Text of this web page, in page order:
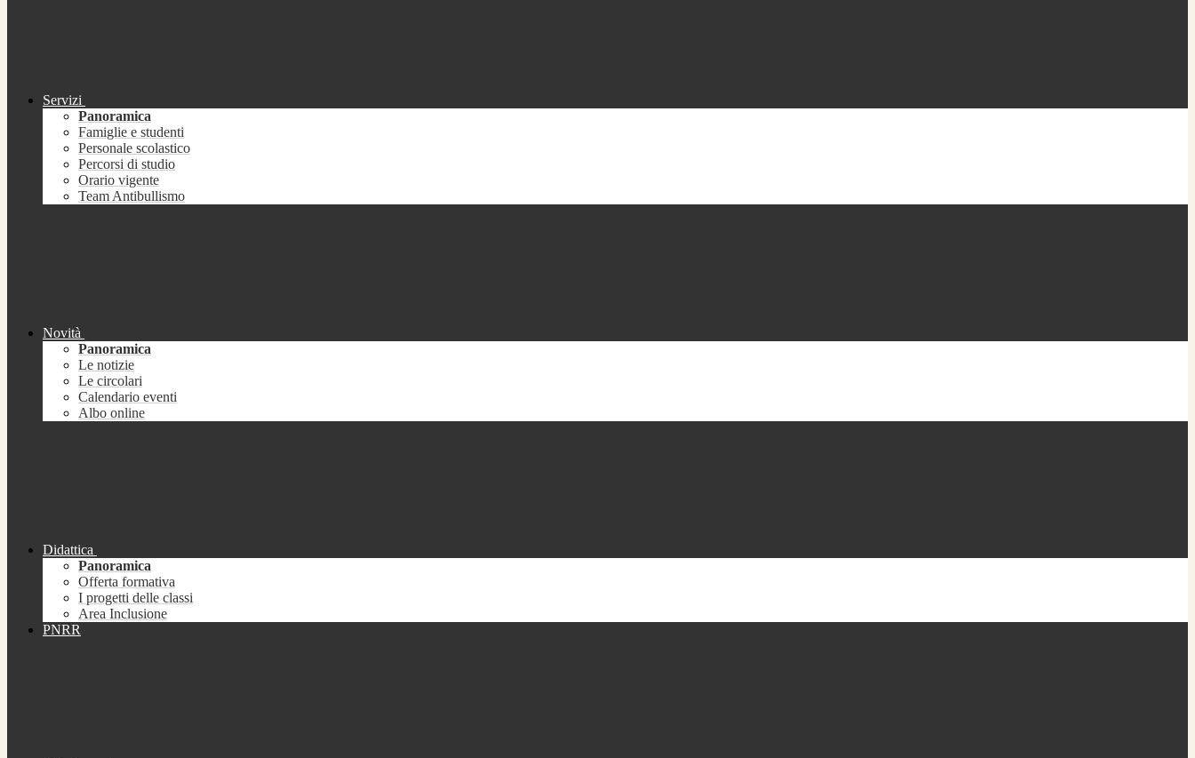
Servizi
Panoramica
Famiglie e studenti
Personale scolastico
Percorsi di studio
Orario vigente
Team Antibullismo
Novità
Panoramica
Le notizie
Le circolari
Calendario eventi
Albo online
Didattica
Panoramica
Offerta formativa
I progetti delle classi
Area Inclusione
PNRR